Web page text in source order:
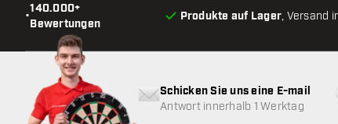
•
140.000+
Bewertungen
Produkte auf Lager, Versand
Schicken Sie uns eine E-mail
Antwort innerhalb 1 Werktag